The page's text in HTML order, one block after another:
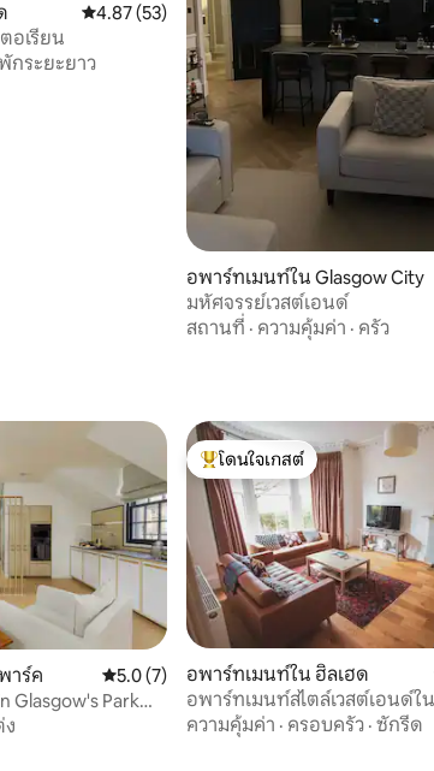
คะแนนเฉลี่ย 4.87 จาก 5, 53 รีวิว
4.87 (53)
อเรียน
กระยะยาว
อพาร์ทเมนท์ใน Glasgow City
มหัศจรรย์เวสต์เอนด์
สถานที่ · ความคุ้มค่า · ครัว
าร์ค คะแนนเฉลี่ย 5.0 จาก 5, 7 รีวิว
5.0 (7)
Glasgow's Park
โดนใจเกสต์ที่สุด
โดนใจเกสต์
อพาร์ทเมนท์ใน ฮิลเฮด
อพาร์ทเมนท์สไตล์เวสต์เอนด์ใ
ความคุ้มค่า · ครอบครัว · ซักรีด